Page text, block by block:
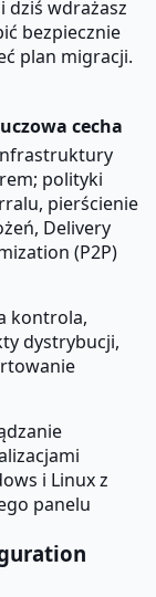
dziś wdrażasz
bezpiecznie
plan migracji.
cecha
polityki
pierścienie
Delivery
(P2P)
kontrola,
dystrybucji,
i Linux z
panelu